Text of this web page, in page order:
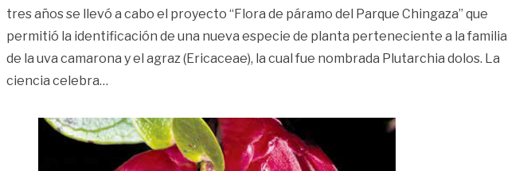
tres años se llevó a cabo el proyecto “Flora de páramo del Parque Chingaza” que
permitió la identificación de una nueva especie de planta perteneciente a la familia
de la uva camarona y el agraz (Ericaceae), la cual fue nombrada Plutarchia dolos. La
ciencia celebra…